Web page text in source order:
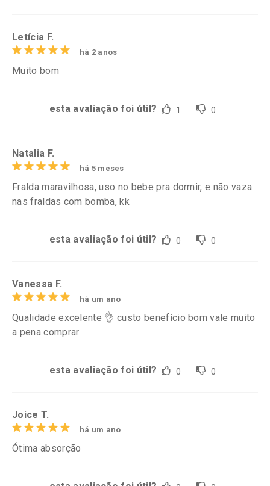
Letícia F.
há 2 anos
Muito bom
esta avaliação foi útil? 1 0
Natalia F.
há 5 meses
Fralda maravilhosa, uso no bebe pra dormir, e não vaza
nas fraldas com bomba, kk
esta avaliação foi útil? 0 0
Vanessa F.
há um ano
Qualidade excelente 👌 custo benefício bom vale muito
a pena comprar
esta avaliação foi útil? 0 0
Joice T.
há um ano
Ótima absorção